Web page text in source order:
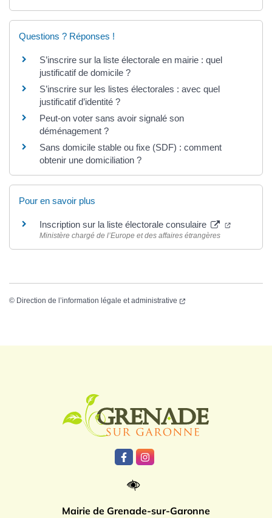
Questions ? Réponses !
S’inscrire sur la liste électorale en mairie : quel
justificatif de domicile ?
S’inscrire sur les listes électorales : avec quel
justificatif d’identité ?
Peut-on voter sans avoir signalé son
déménagement ?
Sans domicile stable ou fixe (SDF) : comment
obtenir une domiciliation ?
Pour en savoir plus
Inscription sur la liste électorale consulaire
Ministère chargé de l’Europe et des affaires étrangères
© Direction de l’information légale et administrative
Lien vers le compte Facebook
Lien vers le compte
Mairie de Grenade-sur-Garonne